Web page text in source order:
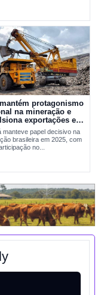
protagonismo
na mineração e
exportações em
manteve papel decisivo na
brasileira em 2025, com
no...